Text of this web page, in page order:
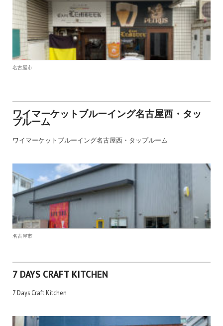
名古屋市
ワイマーケットブルーイング名古屋西・タッ
プルーム
ワイマーケットブルーイング名古屋西・タップルーム
名古屋市
7 DAYS CRAFT KITCHEN
7 Days Craft Kitchen